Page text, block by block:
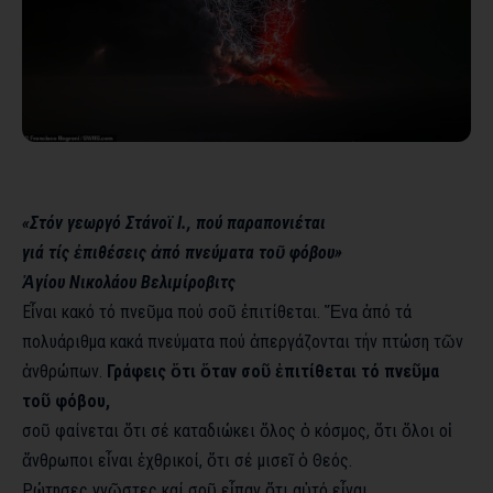
«Στόν γεωργό Στάνοϊ Ι., πού παραπονιέται
γιά τίς ἐπιθέσεις ἀπό πνεύματα τοῦ φόβου»
Ἁγίου Νικολάου Βελιμίροβιτς
Εἶναι κακό τό πνεῦμα πού σοῦ ἐπιτίθεται. Ἕνα ἀπό τά
πολυάριθμα κακά πνεύματα πού ἀπεργάζονται τήν πτώση τῶν
ἀνθρώπων. Γράφεις ὅτι ὅταν σοῦ ἐπιτίθεται τό πνεῦμα
τοῦ φόβου,
σοῦ φαίνεται ὅτι σέ καταδιώκει ὅλος ὁ κόσμος, ὅτι ὅλοι οἱ
ἄνθρωποι εἶναι ἐχθρικοί, ὅτι σέ μισεῖ ὁ Θεός.